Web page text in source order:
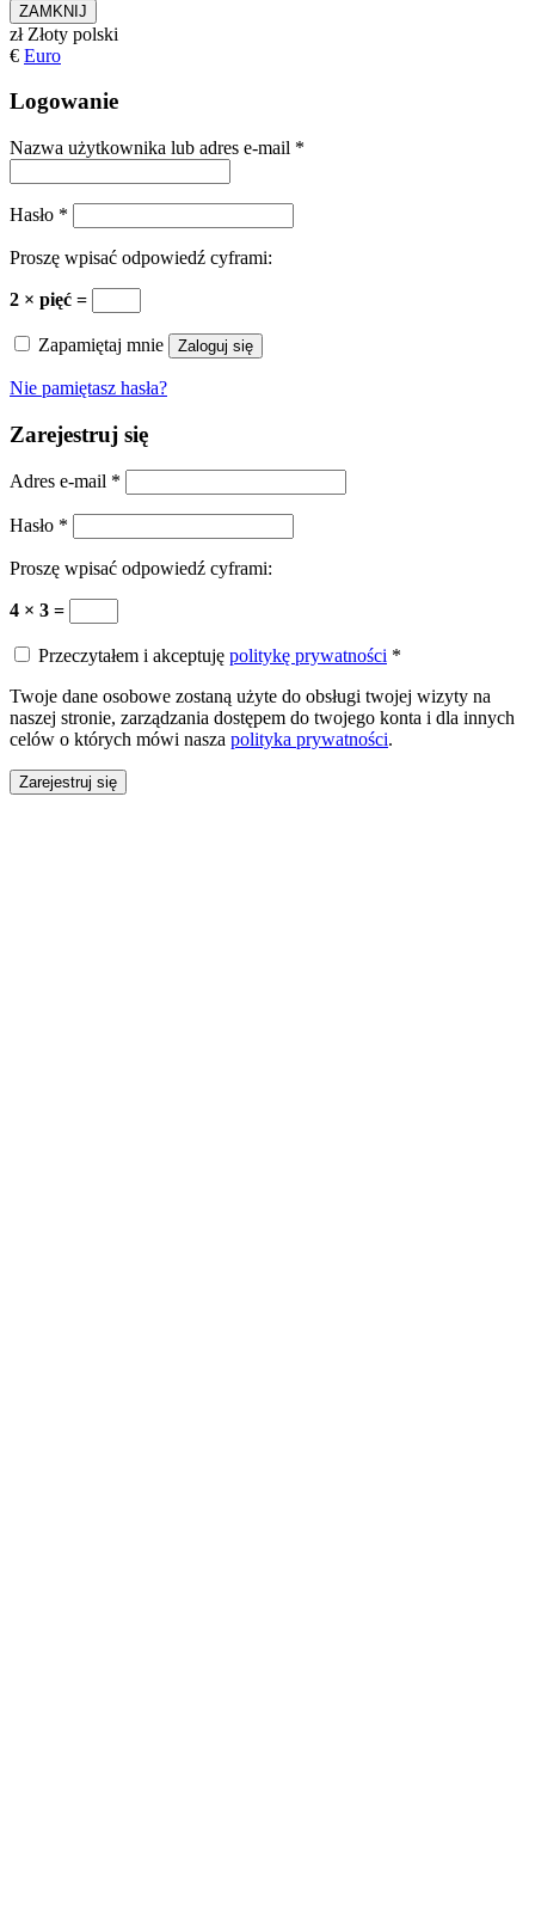
ZAMKNIJ
zł Złoty polski
€ Euro
Logowanie
Nazwa użytkownika lub adres e-mail *
Hasło *
Proszę wpisać odpowiedź cyframi:
2 × pięć =
Zapamiętaj mnie Zaloguj się
Nie pamiętasz hasła?
Zarejestruj się
Adres e-mail *
Hasło *
Proszę wpisać odpowiedź cyframi:
4 × 3 =
Przeczytałem i akceptuję politykę prywatności *
Twoje dane osobowe zostaną użyte do obsługi twojej wizyty na
naszej stronie, zarządzania dostępem do twojego konta i dla innych
celów o których mówi nasza polityka prywatności.
Zarejestruj się